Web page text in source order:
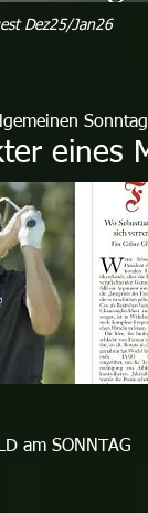
Dez25/Jan26
eines
am SONNTAG